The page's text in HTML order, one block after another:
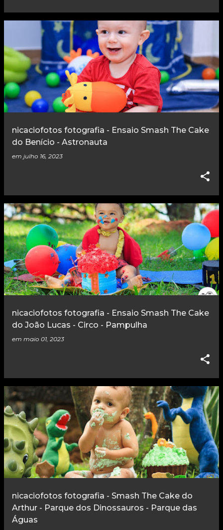
nicaciofotos fotografia - Ensaio Smash The Cake
do Benício - Astronauta
em julho 16, 2023
nicaciofotos fotografia - Ensaio Smash The Cake
do João Lucas - Circo - Pampulha
em maio 01, 2023
nicaciofotos fotografia - Smash The Cake do
Arthur - Parque dos Dinossauros - Parque das
Águas